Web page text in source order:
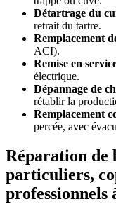
Détartrage du
retrait du tartre.
Remplacement
ACI).
Remise en
électrique.
Dépannage de
rétablir la
Remplacement
percée, avec
Réparation de
particuliers,
professionnels